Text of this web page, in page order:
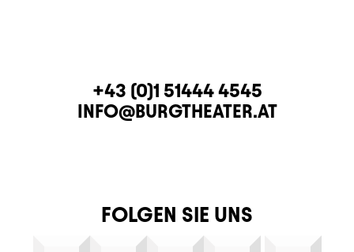
KONTAKTTELEFON
+43 (0)1 51444 4545
E-MAIL
INFO@BURGTHEATER.AT
FOLGEN SIE UNS